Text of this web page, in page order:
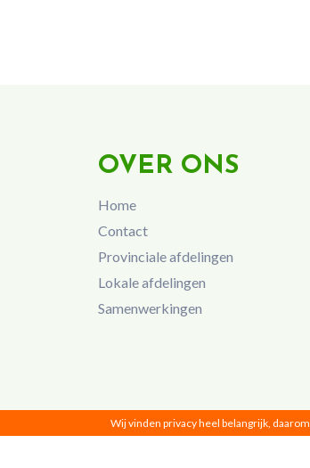
OVER ONS
Home
Contact
Provinciale afdelingen
Lokale afdelingen
Samenwerkingen
Wij vinden privacy heel belangrijk,